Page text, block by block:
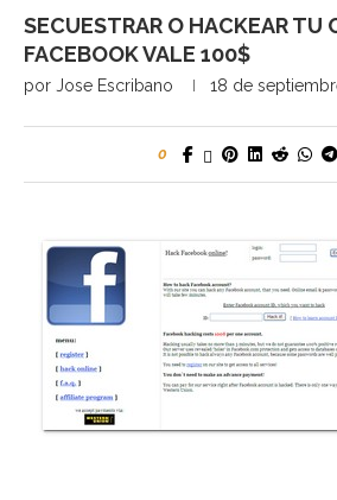
SECUESTRAR O HACKEAR TU
FACEBOOK VALE 100$
por Jose Escribano 18 de
0